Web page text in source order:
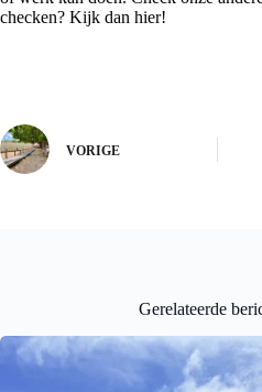
checken? Kijk dan hier!
VORIGE
Gerelateerde